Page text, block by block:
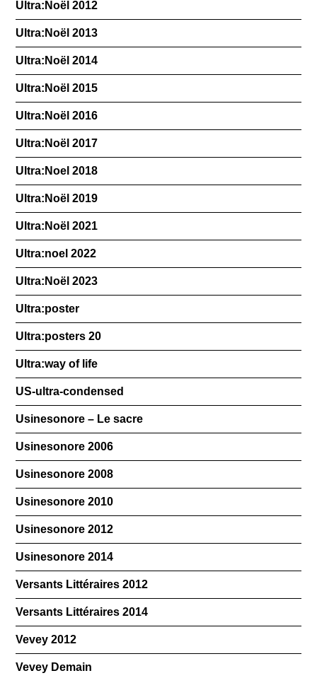
Ultra:Noël 2012
Ultra:Noël 2013
Ultra:Noël 2014
Ultra:Noël 2015
Ultra:Noël 2016
Ultra:Noël 2017
Ultra:Noel 2018
Ultra:Noël 2019
Ultra:Noël 2021
Ultra:noel 2022
Ultra:Noël 2023
Ultra:poster
Ultra:posters 20
Ultra:way of life
US-ultra-condensed
Usinesonore – Le sacre
Usinesonore 2006
Usinesonore 2008
Usinesonore 2010
Usinesonore 2012
Usinesonore 2014
Versants Littéraires 2012
Versants Littéraires 2014
Vevey 2012
Vevey Demain